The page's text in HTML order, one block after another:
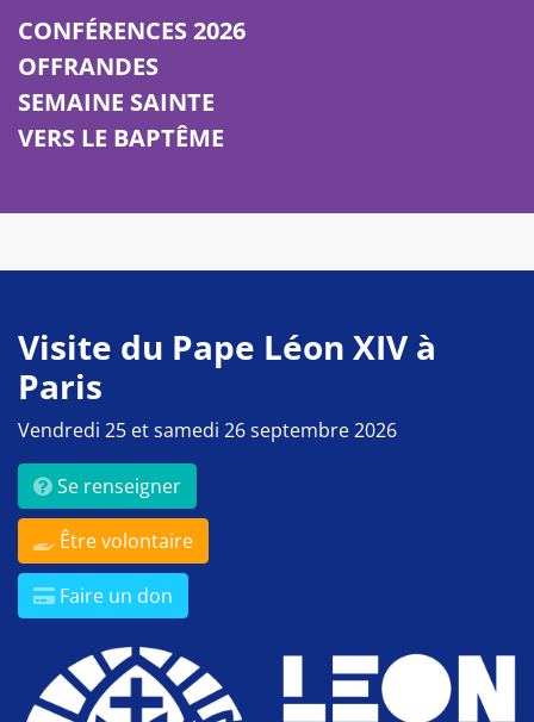
CONFÉRENCES 2026
OFFRANDES
SEMAINE SAINTE
VERS LE BAPTÊME
Visite du Pape Léon XIV à
Paris
Vendredi 25 et samedi 26 septembre 2026
Se renseigner
Être volontaire
Faire un don